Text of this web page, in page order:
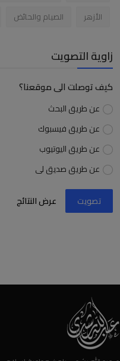
الأزهر
الصيام والحائض
زاوية التصويت
كيف توصلت الى موقعنا؟
عن طريق البحث
عن طريق فيسبوك
عن طريق اليوتيوب
عن طريق صديق لى
تصويت عرض النتائج